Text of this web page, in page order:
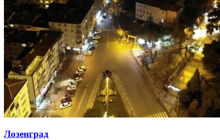
Лозенград